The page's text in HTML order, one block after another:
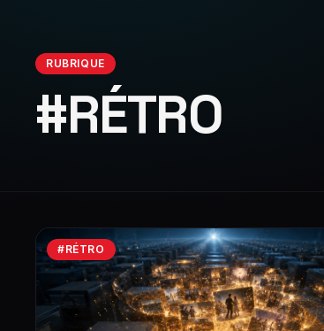
RUBRIQUE
#RÉTRO
#RÉTRO